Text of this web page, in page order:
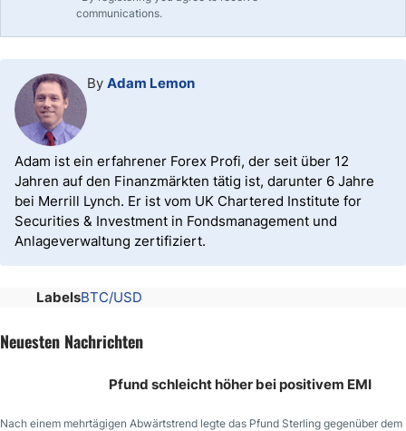
communications.
By Adam Lemon
Adam ist ein erfahrener Forex Profi, der seit über 12
Jahren auf den Finanzmärkten tätig ist, darunter 6 Jahre
bei Merrill Lynch. Er ist vom UK Chartered Institute for
Securities & Investment in Fondsmanagement und
Anlageverwaltung zertifiziert.
LabelsBTC/USD
Neuesten Nachrichten
Pfund schleicht höher bei positivem EMI
Nach einem mehrtägigen Abwärtstrend legte das Pfund Sterling gegenüber dem